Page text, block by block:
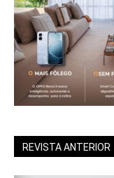
REVISTA ANTERIOR